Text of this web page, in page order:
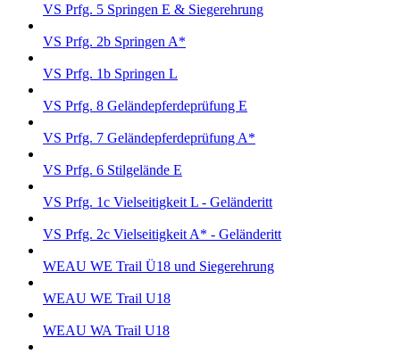
VS Prfg. 5 Springen E & Siegerehrung
VS Prfg. 2b Springen A*
VS Prfg. 1b Springen L
VS Prfg. 8 Geländepferdeprüfung E
VS Prfg. 7 Geländepferdeprüfung A*
VS Prfg. 6 Stilgelände E
VS Prfg. 1c Vielseitigkeit L - Geländeritt
VS Prfg. 2c Vielseitigkeit A* - Geländeritt
WEAU WE Trail Ü18 und Siegerehrung
WEAU WE Trail U18
WEAU WA Trail U18